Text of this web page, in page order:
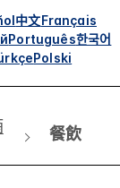
中文Français
Português한국어
Polski
餐飲